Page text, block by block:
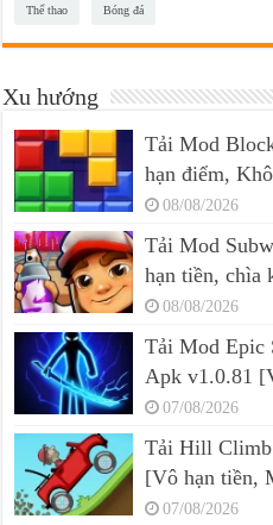
Thể thao Bóng đá
Xu hướng
Tải Mod
hạn điểm,
08/08/2026
Tải Mod
hạn tiền, chìa
08/08/2026
Tải Mod Epic
Apk v1.0.81
07/08/2026
Tải Hill Climb
[Vô hạn tiền,
07/08/2026